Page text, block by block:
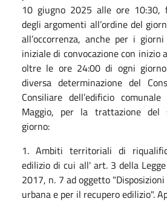
10 giugno 2025 alle ore 10:30,
degli argomenti all’ordine del
all’occorrenza, anche per i
iniziale di convocazione con inizio
oltre le ore 24:00 di ogni
diversa determinazione del
Consiliare dell’edificio
Maggio, per la trattazione del
giorno:
1. Ambiti territoriali di
edilizio di cui all' art. 3 della
2017, n. 7 ad oggetto
urbana e per il recupero edilizio".